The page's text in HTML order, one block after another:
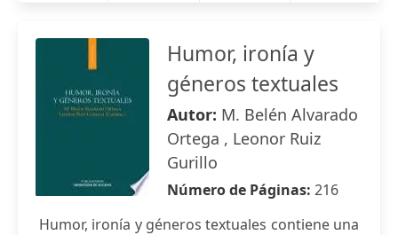
Humor, ironía y
géneros textuales
Autor: M. Belén Alvarado
Ortega , Leonor Ruiz
Gurillo
Número de Páginas: 216
Humor, ironía y géneros textuales contiene una